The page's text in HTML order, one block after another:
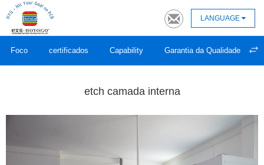
LANGUAGE
Foco certificados Capability Garantia da Qualidade
etch camada interna